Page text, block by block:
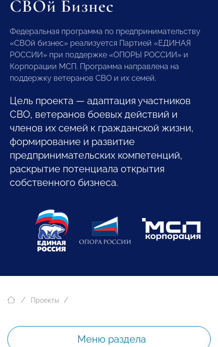
СВОй Бизнес
Федеральная программа по предпринимательству
«СВОй бизнес» реализуется Партией «ЕДИНАЯ
РОССИИ» при поддержке «ОПОРЫ РОССИИ» и
Корпорации МСП. Программа направлена на
поддержку ветеранов СВО и их семей.
Цель проекта — адаптация участников
СВО, ветеранов боевых действий и
членов их семей к гражданской жизни,
формирование и развитие
предпринимательских компетенций,
раскрытие потенциала открытия
собственного бизнеса.
Проекты
Меню раздела